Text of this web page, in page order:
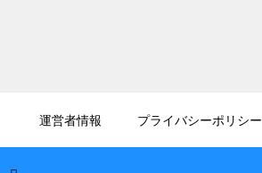
プログラムの生成AIの著作権の問題！作成し
たコードを商用利用するリスク
運営者情報 プライバシーポリシー